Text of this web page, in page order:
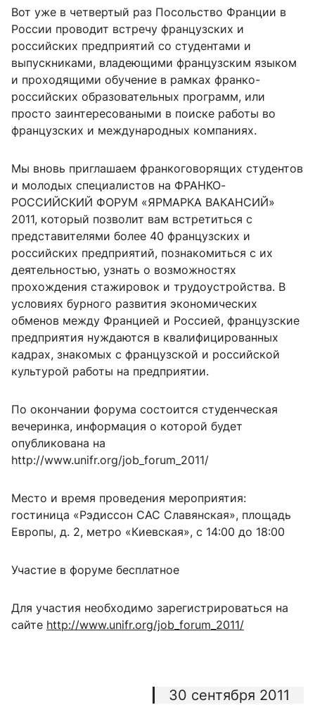
Вот уже в четвертый раз Посольство Франции в
России проводит встречу французских и
российских предприятий со студентами и
выпускниками, владеющими французским языком
и проходящими обучение в рамках франко-
российских образовательных программ, или
просто заинтересоваными в поиске работы во
французских и международных компаниях.
Мы вновь приглашаем франкоговорящих студентов
и молодых специалистов на ФРАНКО-
РОССИЙСКИЙ ФОРУМ «ЯРМАРКА ВАКАНСИЙ»
2011, который позволит вам встретиться с
представителями более 40 французских и
российских предприятий, познакомиться с их
деятельностью, узнать о возможностях
прохождения стажировок и трудоустройства. В
условиях бурного развития экономических
обменов между Францией и Россией, французские
предприятия нуждаются в квалифицированных
кадрах, знакомых с французской и российской
культурой работы на предприятии.
По окончании форума состоится студенческая
вечеринка, информация о которой будет
опубликована на
http://www.unifr.org/job_forum_2011/
Место и время проведения мероприятия:
гостиница «Рэдиссон САС Славянская», площадь
Европы, д. 2, метро «Киевская», с 14:00 до 18:00
Участие в форуме бесплатное
Для участия необходимо зарегистрироваться на
сайте http://www.unifr.org/job_forum_2011/
30 сентября 2011